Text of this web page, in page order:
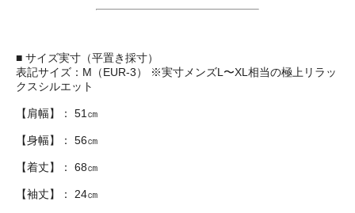
■ サイズ実寸（平置き採寸）
表記サイズ：M（EUR-3） ※実寸メンズL〜XL相当の極上リラッ
クスシルエット
【肩幅】： 51㎝
【身幅】： 56㎝
【着丈】： 68㎝
【袖丈】： 24㎝